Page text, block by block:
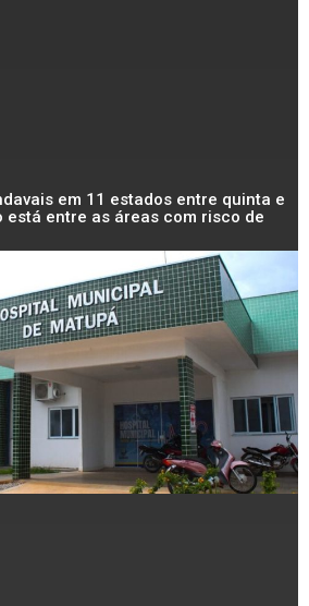
em 11 estados entre quinta e
está entre as áreas com risco de